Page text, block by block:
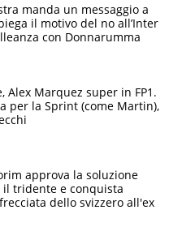
manda un messaggio a
il motivo del no all’Inter
con Donnarumma
Alex Marquez super in FP1.
per la Sprint (come Martin),
approva la soluzione
il tridente e conquista
dello svizzero all'ex